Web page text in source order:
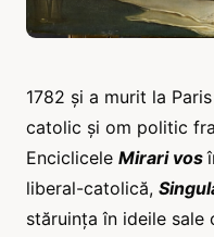
1782 și a murit la
catolic și om politic
Enciclicele Mirari vos
liberal-catolică,
stăruința în ideile sale